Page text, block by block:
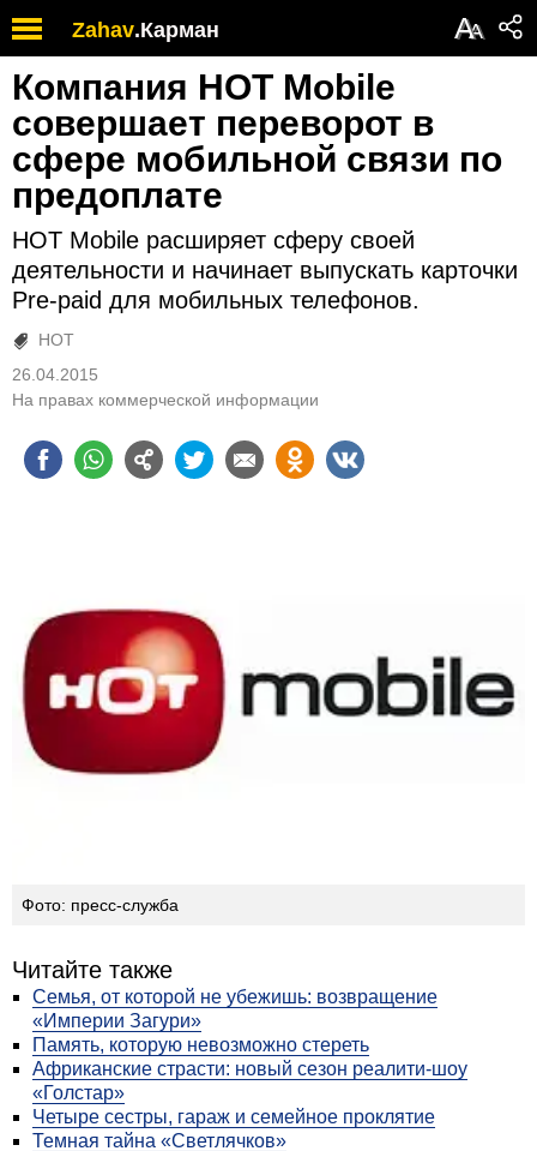
Zahav.Карман АА
Компания HOT Mobile
совершает переворот в
сфере мобильной связи по
предоплате
НОТ Mobile расширяет сферу своей
деятельности и начинает выпускать карточки
Pre-paid для мобильных телефонов.
HOT
26.04.2015
На правах коммерческой информации
Фото: пресс-служба
Читайте также
Семья, от которой не убежишь: возвращение
«Империи Загури»
Память, которую невозможно стереть
Африканские страсти: новый сезон реалити-шоу
«Голстар»
Четыре сестры, гараж и семейное проклятие
Темная тайна «Светлячков»